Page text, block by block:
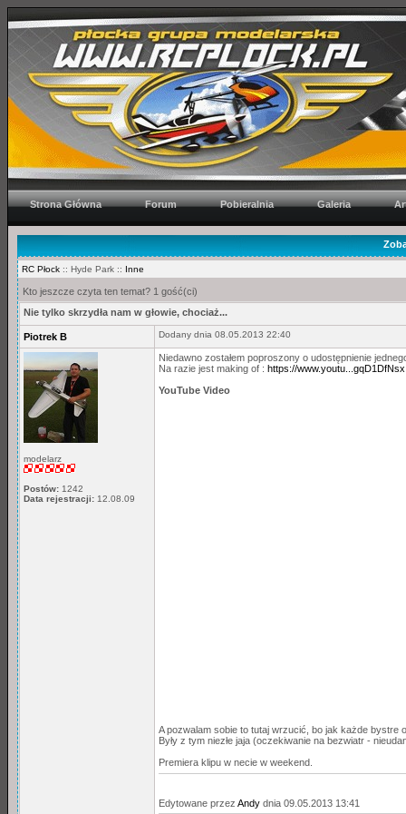
Strona Główna Forum Pobieralnia Galeria
RC Płock :: Hyde Park :: Inne
Kto jeszcze czyta ten temat? 1 gość(ci)
Nie tylko skrzydła nam w głowie, chociaż...
Piotrek B Dodany dnia 08.05.2013 22:40
modelarz
Postów: 1242
Data rejestracji: 12.08.09
Niedawno zostałem poproszony o udostępnienie
Na razie jest making of : https://
YouTube Video
A pozwalam sobie to tutaj wrzucić, bo jak każde bystre
Były z tym niezłe jaja (oczekiwanie na bezwiatr -
Premiera klipu w necie w weekend.
Edytowane przez Andy dnia 09.05.2013 13:41